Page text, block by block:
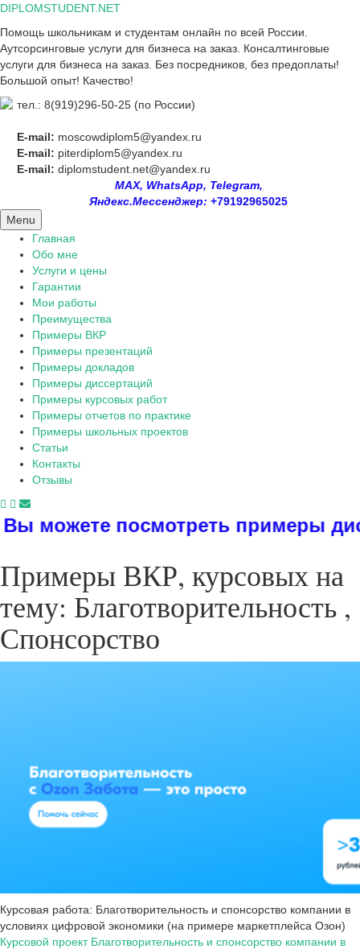
Skip
content
DIPLOMSTUDENT.NET
Помощь школьникам и студентам онлайн по всей России.
Аутсорсинговые услуги для бизнеса на заказ. Консалтинговые
услуги для бизнеса на заказ. Без посредников, без предоплаты!
Большой опыт! Качество!
тел.: 8(919)296-50-25 (по России)
E-mail: moscowdiplom5@yandex.ru
E-mail: piterdiplom5@yandex.ru
E-mail: diplomstudent.net@yandex.ru
MAX, WhatsApp, Telegram,
Яндекс.Мессенджер: +79192965025
Menu
Главная
Обо мне
Услуги и цены
Гарантии
Мои работы
Преимущества
Примеры ВКР
Примеры презентаций
Примеры докладов
Примеры диссертаций
Примеры курсовых работ
Примеры отчетов по практике
Примеры школьных проектов
Статьи
Контакты
Отзывы
примеры диссертаций,
Примеры ВКР, курсовых на
тему: Благотворительность ,
Спонсорство
Курсовая работа: Благотворительность и спонсорство компании в
условиях цифровой экономики (на примере маркетплейса Озон)
Курсовой проект Благотворительность и спонсорство компании в